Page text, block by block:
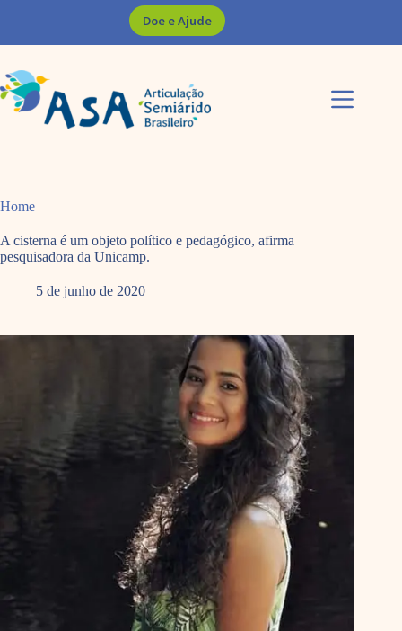
Doe e Ajude
Home
A cisterna é um objeto político e pedagógico, afirma
pesquisadora da Unicamp.
5 de junho de 2020